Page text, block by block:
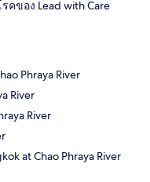
ของ Lead with Care
Phraya River
River
River
at Chao Phraya River